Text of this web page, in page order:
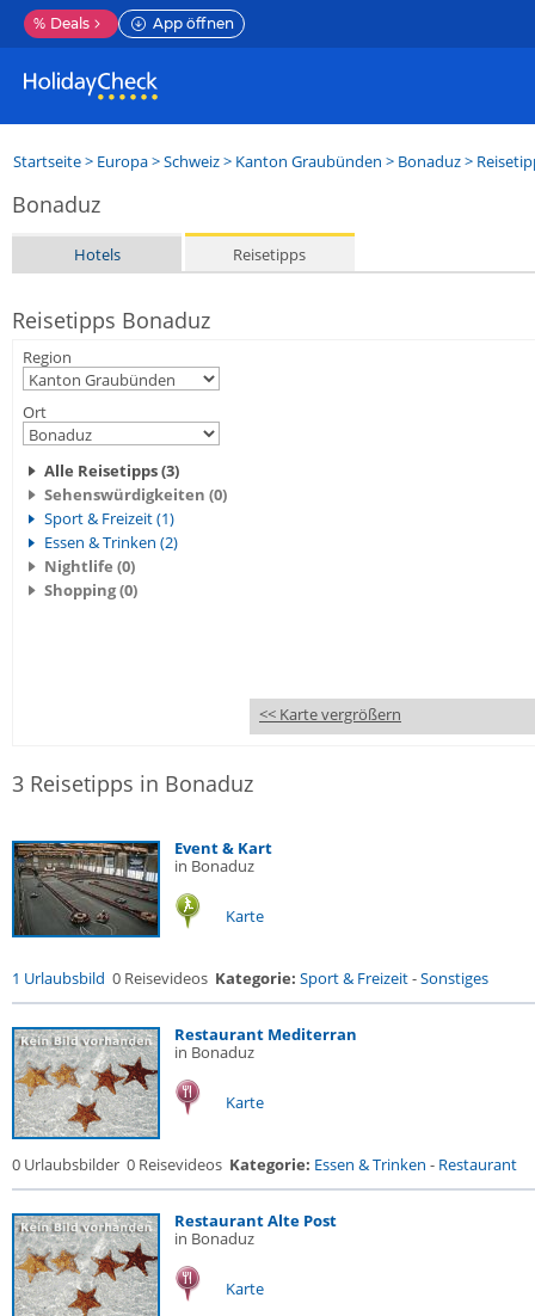
% Deals App öffnen
Startseite> Europa>Schweiz> Kanton Graubünden > Bonaduz>
Bonaduz
Hotels Reisetipps
Reisetipps Bonaduz
Region
Ort
Alle Reisetipps (3)
Sehenswürdigkeiten (0)
Sport & Freizeit (1)
Essen & Trinken (2)
Nightlife (0)
Shopping (0)
<< Karte vergrößern
3 Reisetipps in Bonaduz
Event & Kart
in Bonaduz
Karte
1 Urlaubsbild 0 Reisevideos Kategorie: Sport & Freizeit-Sonstiges
Restaurant Mediterran
in Bonaduz
Karte
0 Urlaubsbilder 0 Reisevideos Kategorie: Essen & Trinken - Restaurant
Restaurant Alte Post
in Bonaduz
Karte